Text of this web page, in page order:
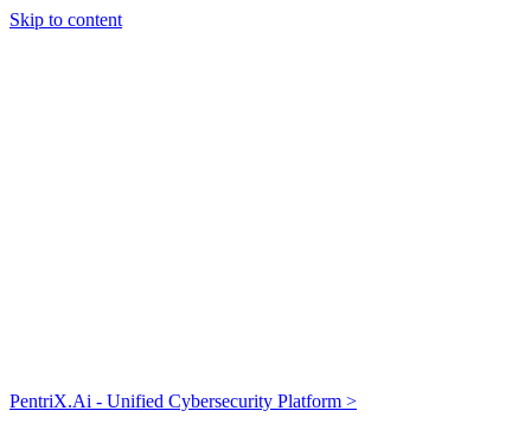
Skip to content
PentriX.Ai - Unified Cybersecurity Platform >